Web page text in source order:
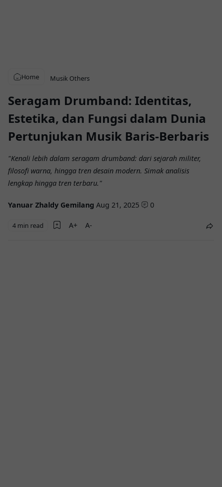
Home Musik Others
Seragam Drumband: Identitas,
Estetika, dan Fungsi dalam Dunia
Pertunjukan Musik Baris-Berbaris
"Kenali lebih dalam seragam drumband: dari sejarah militer,
filosofi warna, hingga tren desain modern. Simak analisis
lengkap hingga tren terbaru."
Yanuar Zhaldy Gemilang Aug 21, 2025 0
4 min read